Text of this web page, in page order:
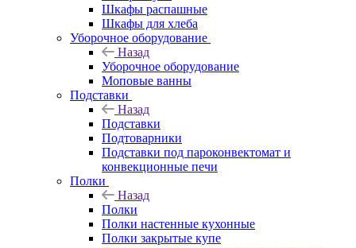
Шкафы распашные
Шкафы для хлеба
Уборочное оборудование
Назад
Уборочное оборудование
Моповые ванны
Подставки
Назад
Подставки
Подтоварники
Подставки под пароконвектомат и
конвекционные печи
Полки
Назад
Полки
Полки настенные кухонные
Полки закрытые купе